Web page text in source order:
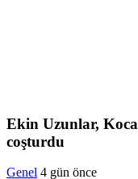
Ekin Uzunlar,
coşturdu
Genel 4 gün önce